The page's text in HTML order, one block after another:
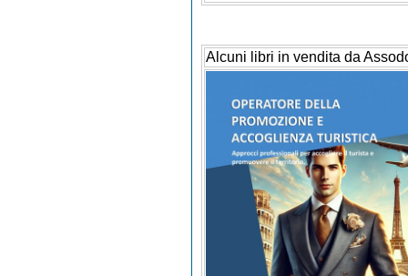
Alcuni libri in vendita da